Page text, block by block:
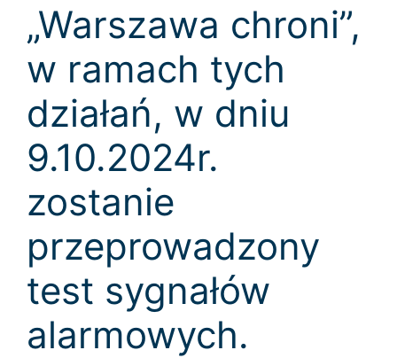
„Warszawa chroni”,
w ramach tych
działań, w dniu
9.10.2024r.
zostanie
przeprowadzony
test sygnałów
alarmowych.